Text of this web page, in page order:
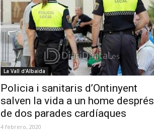
La Vall d'Albaida
Policia i sanitaris d’Ontinyent
salven la vida a un home després
de dos parades cardíaques
4 febrero, 2020